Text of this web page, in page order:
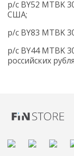
р/c BY52 MTBK
США;
р/c BY83 MTBK
р/c BY44 MTBK
российских